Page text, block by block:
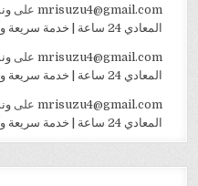
mrisuzu4@gmail.comعلى
المعادي 24 ساعة | خدمة سريعة وآمنة
mrisuzu4@gmail.comعلى
المعادي 24 ساعة | خدمة سريعة وآمنة
mrisuzu4@gmail.comعلى
المعادي 24 ساعة | خدمة سريعة وآمنة